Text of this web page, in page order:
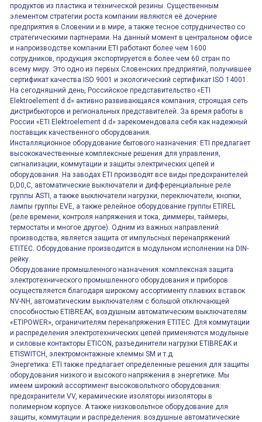
продуктов из пластика и технической резины. Существенным
элементом стратегии роста компании являются её дочерние
предприятия в Словении и в мире, а также тесное сотрудничество со
стратегическими партнерами. На данный момент в центральном офисе
и напроизводстве компании ETI работают более чем 1600
сотрудников, продукция экспортируется в более чем 60 стран по
всему миру. Это одно из первых Словенских предприятий, получившее
сертификат качества ISO 9001 и экологический сертификат ISO 14001.
На сегодняшний день, Российское представительство «ETI
Elektroelement d.d» активно развивающаяся компания, строящая сеть
дистрибьюторов и региональных представителей. За время работы в
России «ETI Elektroelement d.d» зарекомендовала себя как надежный
поставщик качественного оборудования.
Инсталляционное оборудование бытового назначения: ETI предлагает
высококачественные комплексные решения для управления,
сигнализации, коммутации и защиты электрических цепей и
оборудования. На заводах ETI производят все виды предохранителей
D,D0,C, автоматические выключатели и дифференциальные реле
группы ASTI, а также выключатели нагрузки, переключатели, кнопки,
лампы группы EVE, а также релейное оборудование группы ETIREL
(реле времени, контроля напряжения и тока, диммеры, таймеры,
термостаты и многое другое). Одним из важных направлений
производства, является защита от импульсных перенапряжений
ETITEC. Оборудование производится в модульном исполнении на DIN-
рейку.
Оборудование промышленного назначения: комплексная защита
электротехнического промышленного оборудования и приборов
осуществляется благодаря широкому ассортименту плавких вставок
NV-NH, автоматическим выключателям с большой отключающей
способностью ETIBREAK, воздушным автоматическим выключателям
«ETIPOWER», ограничителям перенапряжения ETITEC. Для коммутации
и распределения электротехнических цепей применяются модульные
и силовые контакторы ETICON, разъединители нагрузки ETIBREAK и
ETISWITCH, электромонтажные клеммы SM и т.д.
Энергетика: ETI также предлагает определенные решения для защиты
оборудования низкого и высокого напряжения в энергетике. Мы
имеем широкий ассортимент высоковольтного оборудования:
предохранители VV, керамические изоляторы иизоляторы в
полимерном корпусе. А также низковольтное оборудование для
защиты, коммутации и распределения: воздушные автоматические